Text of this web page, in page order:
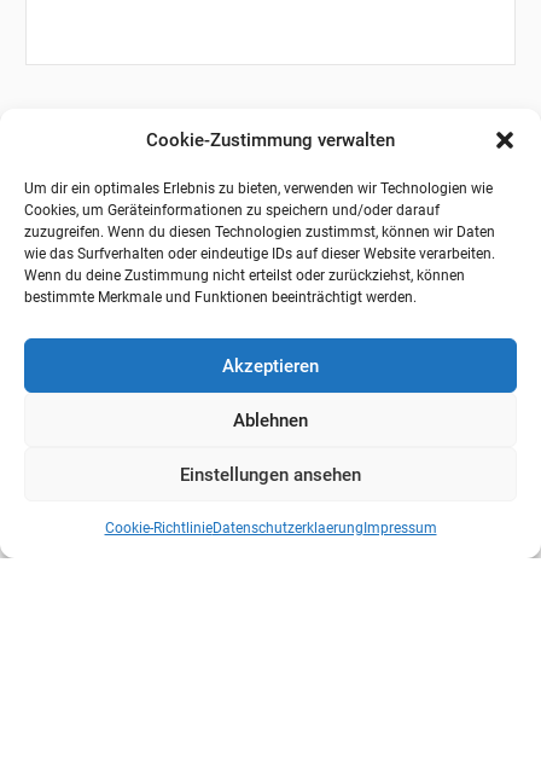
Cookie-Zustimmung verwalten
Um dir ein optimales Erlebnis zu bieten, verwenden wir Technologien wie
Cookies, um Geräteinformationen zu speichern und/oder darauf
zuzugreifen. Wenn du diesen Technologien zustimmst, können wir Daten
wie das Surfverhalten oder eindeutige IDs auf dieser Website verarbeiten.
Wenn du deine Zustimmung nicht erteilst oder zurückziehst, können
bestimmte Merkmale und Funktionen beeinträchtigt werden.
Akzeptieren
Ablehnen
Einstellungen ansehen
Cookie-RichtlinieDatenschutzerklaerung Impressum